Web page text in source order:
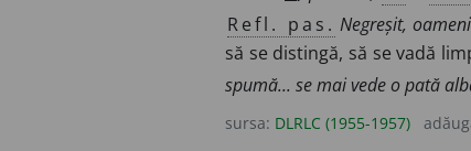
Refl. pas. Negreșit,
să se distingă, să se vadă
spumă... se mai vede o pată
sursa: DLRLC (1955-1957)